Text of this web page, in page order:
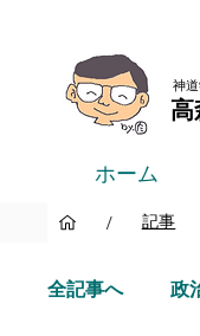
神
高
ホーム
/ 記事
全記事へ 政